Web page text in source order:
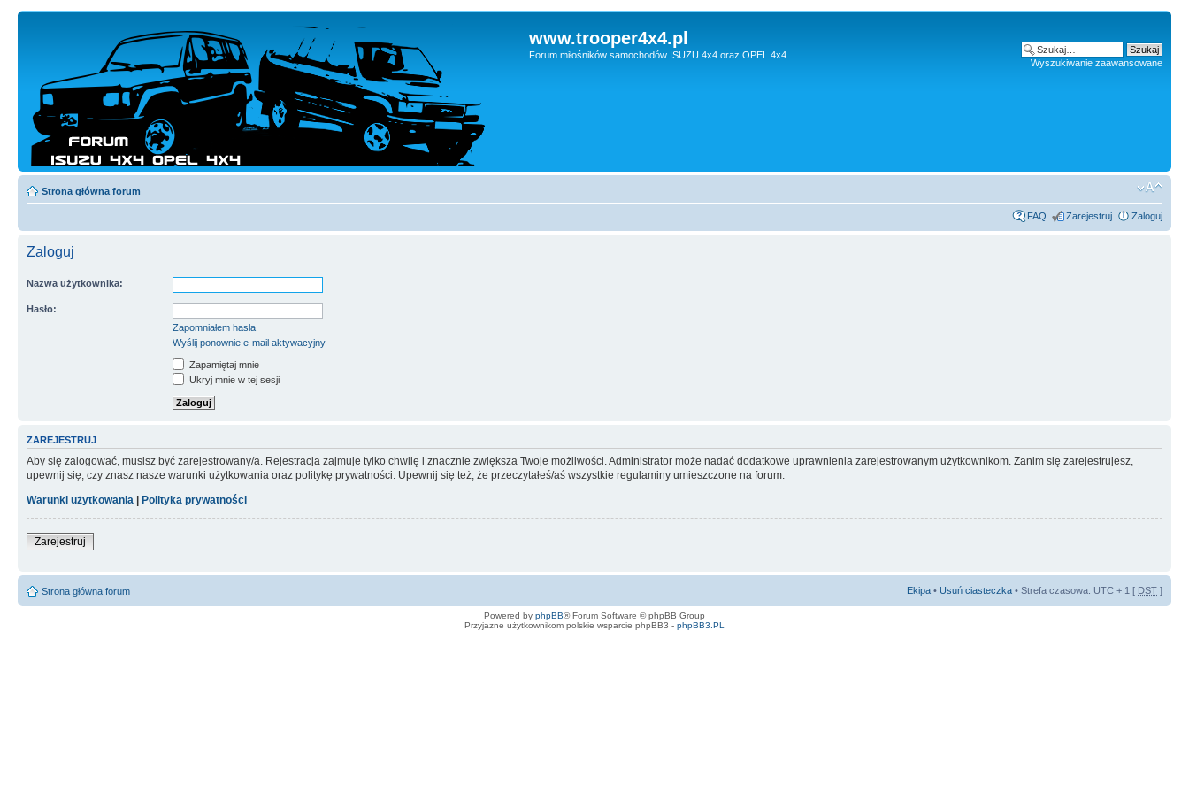
www.trooper4x4.pl
Forum miłośników samochodów ISUZU 4x4 oraz OPEL 4x4
Wyszukiwanie zaawansowane
Strona główna forum
FAQ Zarejestruj Zaloguj
Zaloguj
Nazwa użytkownika:
Hasło:
Zapomniałem hasła
Wyślij ponownie e-mail aktywacyjny
Zapamiętaj mnie
Ukryj mnie w tej sesji
ZAREJESTRUJ
Aby się zalogować, musisz być zarejestrowany/a. Rejestracja zajmuje tylko chwilę i znacznie zwiększa Twoje możliwości. Administrator może nadać dodatkowe uprawnienia zarejestrowanym użytkownikom. Zanim się zarejestrujesz,
upewnij się, czy znasz nasze warunki użytkowania oraz politykę prywatności. Upewnij się też, że przeczytałeś/aś wszystkie regulaminy umieszczone na forum.
Warunki użytkowania | Polityka prywatności
Zarejestruj
Strona główna forum Ekipa • Usuń ciasteczka • Strefa czasowa: UTC + 1 [ DST ]
Powered by phpBB® Forum Software © phpBB Group
Przyjazne użytkownikom polskie wsparcie phpBB3 - phpBB3.PL